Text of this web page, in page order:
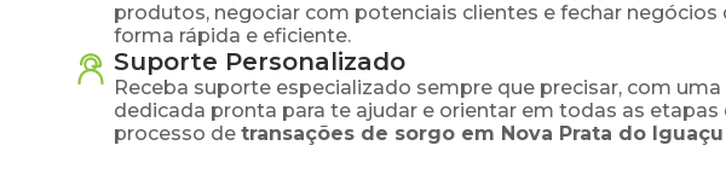
produtos, negociar com potenciais clientes e fechar negócios
forma rápida e eficiente.
Suporte Personalizado
Receba suporte especializado sempre que precisar, com
dedicada pronta para te ajudar e orientar em todas as etapas
processo de transações de sorgo em Nova Prata do Iguaçu